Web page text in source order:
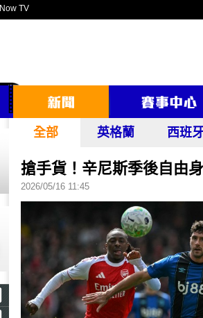
Now TV
全部 英格蘭 西班
搶手貨！辛尼斯季後自由
2026/05/16 11:45